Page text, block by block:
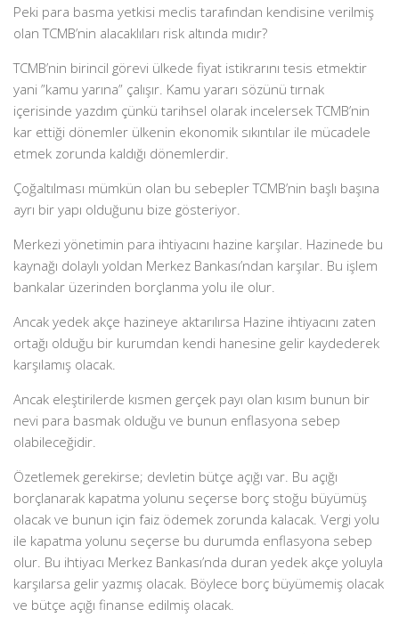
Peki para basma yetkisi meclis tarafından kendisine verilmiş
olan TCMB’nin alacaklıları risk altında mıdır?
TCMB’nin birincil görevi ülkede fiyat istikrarını tesis etmektir
yani ”kamu yarına” çalışır. Kamu yararı sözünü tırnak
içerisinde yazdım çünkü tarihsel olarak incelersek TCMB’nin
kar ettiği dönemler ülkenin ekonomik sıkıntılar ile mücadele
etmek zorunda kaldığı dönemlerdir.
Çoğaltılması mümkün olan bu sebepler TCMB’nin başlı başına
ayrı bir yapı olduğunu bize gösteriyor.
Merkezi yönetimin para ihtiyacını hazine karşılar. Hazinede bu
kaynağı dolaylı yoldan Merkez Bankası’ndan karşılar. Bu işlem
bankalar üzerinden borçlanma yolu ile olur.
Ancak yedek akçe hazineye aktarılırsa Hazine ihtiyacını zaten
ortağı olduğu bir kurumdan kendi hanesine gelir kaydederek
karşılamış olacak.
Ancak eleştirilerde kısmen gerçek payı olan kısım bunun bir
nevi para basmak olduğu ve bunun enflasyona sebep
olabileceğidir.
Özetlemek gerekirse; devletin bütçe açığı var. Bu açığı
borçlanarak kapatma yolunu seçerse borç stoğu büyümüş
olacak ve bunun için faiz ödemek zorunda kalacak. Vergi yolu
ile kapatma yolunu seçerse bu durumda enflasyona sebep
olur. Bu ihtiyacı Merkez Bankası’nda duran yedek akçe yoluyla
karşılarsa gelir yazmış olacak. Böylece borç büyümemiş olacak
ve bütçe açığı finanse edilmiş olacak.